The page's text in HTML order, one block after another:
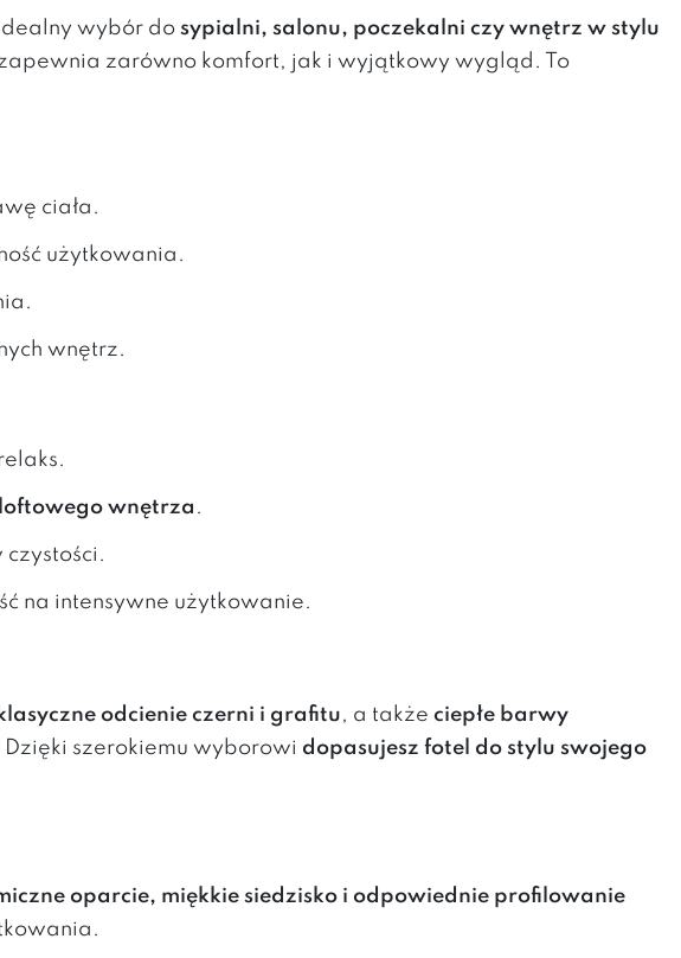
wybór do sypialni, salonu, poczekalni czy wnętrz w stylu
zarówno komfort, jak i wyjątkowy wygląd. To
ciała.
użytkowania.
wnętrz.
wnętrza .
na intensywne użytkowanie.
klasyczne odcienie czerni i grafitu, a także ciepłe barwy
Dzięki szerokiemu wyborowi dopasujesz fotel do stylu swojego
oparcie, miękkie siedzisko i odpowiednie profilowanie